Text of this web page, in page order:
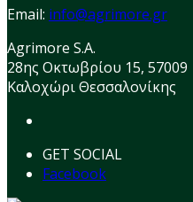
Email: info@agrimore.gr
Agrimore S.A.
28ης Οκτωβρίου 15, 57009
Καλοχώρι Θεσσαλονίκης
GET SOCIAL
Facebook